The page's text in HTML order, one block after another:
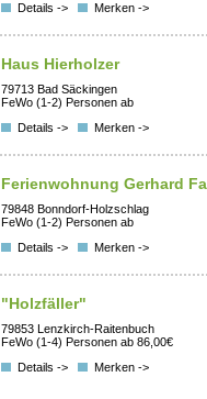
Details ->
Merken ->
Haus Hierholzer
79713 Bad Säckingen
FeWo (1-2) Personen ab
Details ->
Merken ->
Ferienwohnung Gerhard
79848 Bonndorf-Holzschlag
FeWo (1-2) Personen ab
Details ->
Merken ->
"Holzfäller"
79853 Lenzkirch-Raitenbuch
FeWo (1-4) Personen ab 86,00€
Details ->
Merken ->